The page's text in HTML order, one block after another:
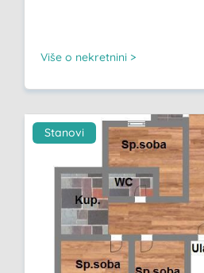
Više o nekretnini >
Stanovi